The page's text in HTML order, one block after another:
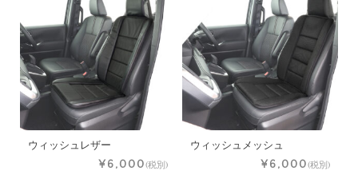
ウィッシュレザー
¥6,000(税別)
ウィッシュメッシュ
¥6,000(税別)